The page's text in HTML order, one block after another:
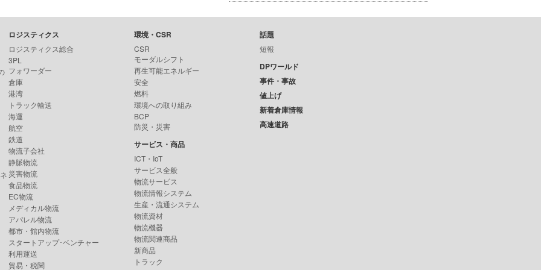
ロジスティクス
ロジスティクス総合
3PL
フォワーダー
倉庫
港湾
トラック輸送
海運
航空
鉄道
物流子会社
静脈物流
災害物流
食品物流
EC物流
メディカル物流
アパレル物流
都市・館内物流
スタートアップ･ベンチャー
利用運送
貿易・税関
環境・CSR
CSR
モーダルシフト
再生可能エネルギー
安全
燃料
環境への取り組み
BCP
防災・災害
サービス・商品
ICT・IoT
サービス全般
物流サービス
物流情報システム
生産・流通システム
物流資材
物流機器
物流関連商品
新商品
トラック
話題
短報
DPワールド
事件・事故
値上げ
新着倉庫情報
高速道路